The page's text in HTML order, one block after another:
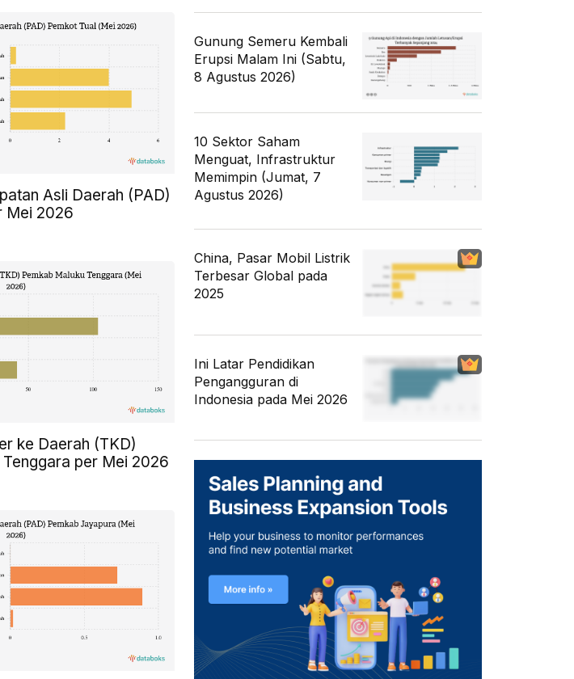
Asli Daerah (PAD)
Mei 2026
ke Daerah (TKD)
per Mei 2026
Gunung Semeru Kembali
Erupsi Malam Ini (Sabtu,
8 Agustus 2026)
10 Sektor Saham
Menguat, Infrastruktur
Memimpin (Jumat, 7
Agustus 2026)
China, Pasar Mobil Listrik
Terbesar Global pada
2025
Ini Latar Pendidikan
Pengangguran di
Indonesia pada Mei 2026